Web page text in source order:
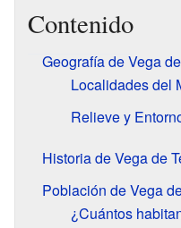
Contenido
Geografía de Vega
Localidades del
Relieve y
Historia de Vega de
Población de Vega
¿Cuántos